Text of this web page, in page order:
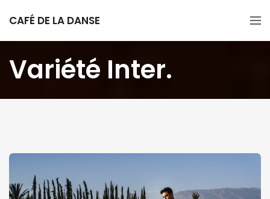
CAFÉ DE LA DANSE
Variété Inter.